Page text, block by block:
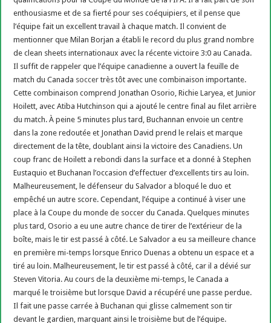
enthousiasme et de sa fierté pour ses coéquipiers, et il pense que
l’équipe fait un excellent travail à chaque match. Il convient de
mentionner que Milan Borjan a établi le record du plus grand nombre
de clean sheets internationaux avec la récente victoire 3:0 au Canada.
Il suffit de rappeler que l’équipe canadienne a ouvert la feuille de
match du Canada soccer très tôt avec une combinaison importante.
Cette combinaison comprend Jonathan Osorio, Richie Laryea, et Junior
Hoilett, avec Atiba Hutchinson qui a ajouté le centre final au filet arrière
du match. À peine 5 minutes plus tard, Buchannan envoie un centre
dans la zone redoutée et Jonathan David prend le relais et marque
directement de la tête, doublant ainsi la victoire des Canadiens. Un
coup franc de Hoilett a rebondi dans la surface et a donné à Stephen
Eustaquio et Buchanan l’occasion d’effectuer d’excellents tirs au loin.
Malheureusement, le défenseur du Salvador a bloqué le duo et
empêché un autre score. Cependant, l’équipe a continué à viser une
place à la Coupe du monde de soccer du Canada. Quelques minutes
plus tard, Osorio a eu une autre chance de tirer de l’extérieur de la
boîte, mais le tir est passé à côté. Le Salvador a eu sa meilleure chance
en première mi-temps lorsque Enrico Duenas a obtenu un espace et a
tiré au loin. Malheureusement, le tir est passé à côté, car il a dévié sur
Steven Vitoria. Au cours de la deuxième mi-temps, le Canada a
marqué le troisième but lorsque David a récupéré une passe perdue.
Il fait une passe carrée à Buchanan qui glisse calmement son tir
devant le gardien, marquant ainsi le troisième but de l’équipe.